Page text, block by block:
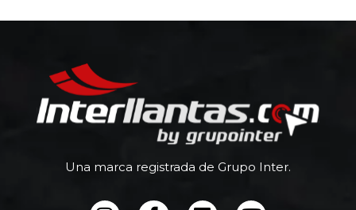
Una marca registrada de Grupo Inter.